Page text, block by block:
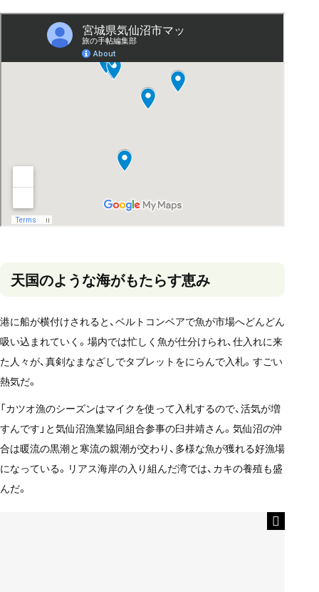
天国のような海がもたらす恵み
港に船が横付けされると、ベルトコンベアで魚が市場へどんどん
吸い込まれていく。場内では忙しく魚が仕分けられ、仕入れに来
た人々が、真剣なまなざしでタブレットをにらんで入札。すごい
熱気だ。
「カツオ漁のシーズンはマイクを使って入札するので、活気が増
すんです」と気仙沼漁業協同組合参事の臼井靖さん。気仙沼の沖
合は暖流の黒潮と寒流の親潮が交わり、多様な魚が獲れる好漁場
になっている。リアス海岸の入り組んだ湾では、カキの養殖も盛
んだ。